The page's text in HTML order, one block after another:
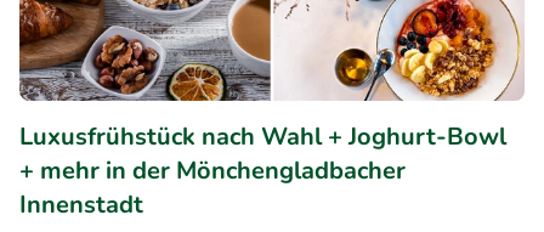
Luxusfrühstück nach Wahl + Joghurt-Bowl
+ mehr in der Mönchengladbacher
Innenstadt